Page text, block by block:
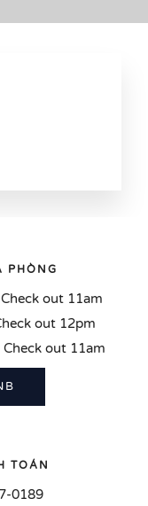
PHÒNG
out 11am
out 12pm
out 11am
TOÁN
0189